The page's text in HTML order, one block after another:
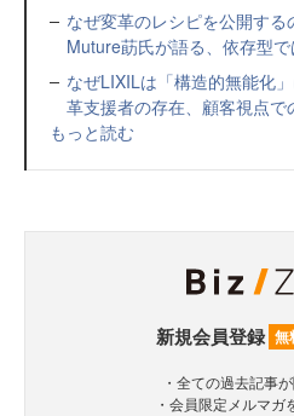
なぜ変革のレシピを公開する
Muture莇氏が語る、依存型
なぜLIXILは「構造的無能化
革支援者の存在、顧客視点で
もっと読む
新規会員登録 無
・全ての過去記事
・会員限定メルマガ